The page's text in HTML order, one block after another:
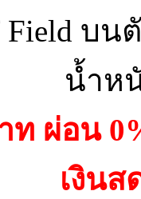
Field บ
น้ำห
ท ผ่อน
เงินส